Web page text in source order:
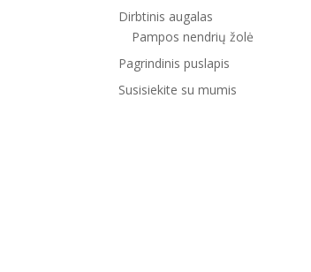
Dirbtinis augalas
Pampos nendrių žolė
Pagrindinis puslapis
Susisiekite su mumis